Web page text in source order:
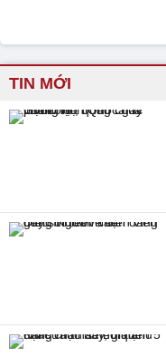
TIN MỚI